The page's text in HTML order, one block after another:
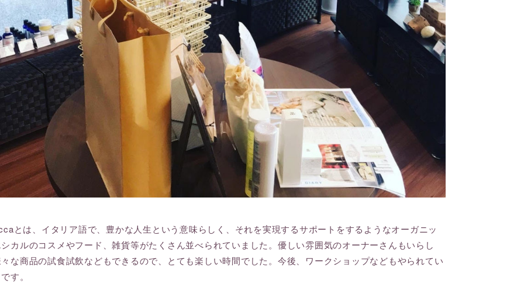
とは、イタリア語で、豊かな人生という意味らしく、それを実現するサポートをするようなオーガニッ
カルのコスメやフード、雑貨等がたくさん並べられていました。優しい雰囲気のオーナーさんもいらし
な商品の試食試飲などもできるので、とても楽しい時間でした。今後、ワークショップなどもやられてい
す。